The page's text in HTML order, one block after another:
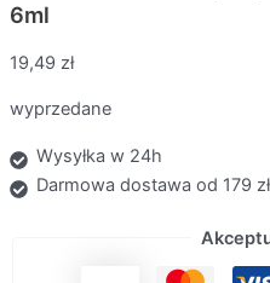
6ml
19,49 zł
wyprzedane
Wysyłka w 24h
Darmowa dostawa od 179